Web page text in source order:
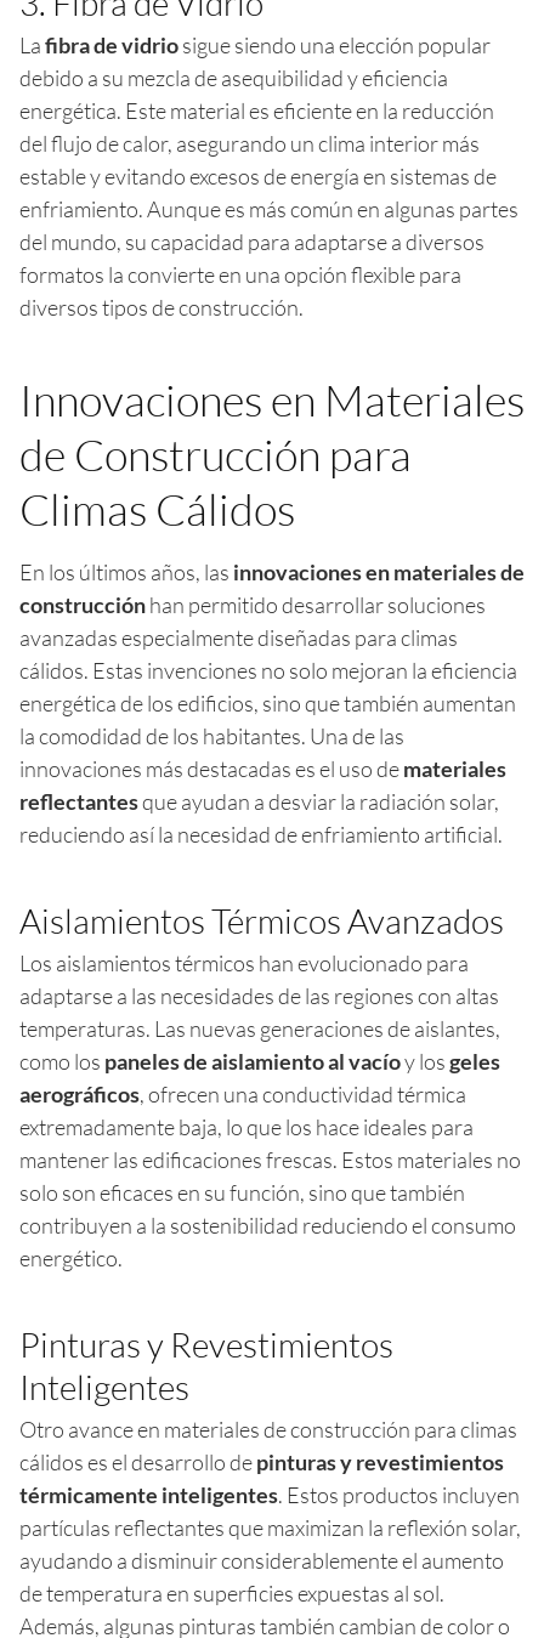
Lafibra de vidriosigue siendo una elección popular
debido a su mezcla de asequibilidad y eficiencia
energética. Este material es eficiente en la reducción
del flujo de calor, asegurando un clima interior más
estable y evitando excesos de energía en sistemas de
enfriamiento. Aunque es más común en algunas partes
del mundo, su capacidad para adaptarse a diversos
formatos la convierte en una opción flexible para
diversos tipos de construcción.
Innovaciones en Materiales
de Construcción para
Climas Cálidos
En los últimos años, las innovaciones en materiales de
construcciónhan permitido desarrollar soluciones
avanzadas especialmente diseñadas para climas
cálidos. Estas invenciones no solo mejoran la eficiencia
energética de los edificios, sino que también aumentan
la comodidad de los habitantes. Una de las
innovaciones más destacadas es el uso demateriales
reflectantesque ayudan a desviar la radiación solar,
reduciendo así la necesidad de enfriamiento artificial.
Aislamientos Térmicos Avanzados
Los aislamientos térmicos han evolucionado para
adaptarse a las necesidades de las regiones con altas
temperaturas. Las nuevas generaciones de aislantes,
como los paneles de aislamiento al vacíoy losgeles
aerográficos, ofrecen una conductividad térmica
extremadamente baja, lo que los hace ideales para
mantener las edificaciones frescas. Estos materiales no
solo son eficaces en su función, sino que también
contribuyen a la sostenibilidad reduciendo el consumo
energético.
Pinturas y Revestimientos
Inteligentes
Otro avance en materiales de construcción para climas
cálidos es el desarrollo depinturas y revestimientos
térmicamente inteligentes. Estos productos incluyen
partículas reflectantes que maximizan la reflexión solar,
ayudando a disminuir considerablemente el aumento
de temperatura en superficies expuestas al sol.
Además, algunas pinturas también cambian de color o